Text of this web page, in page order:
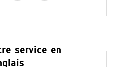
service en